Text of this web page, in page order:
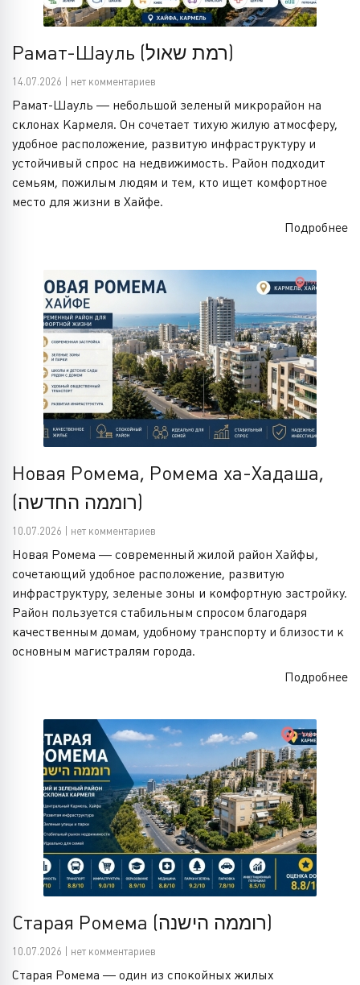
Рамат-Шауль (רמת שאול)
14.07.2026 | нет комментариев
Рамат-Шауль — небольшой зеленый микрорайон на
склонах Кармеля. Он сочетает тихую жилую атмосферу,
удобное расположение, развитую инфраструктуру и
устойчивый спрос на недвижимость. Район подходит
семьям, пожилым людям и тем, кто ищет комфортное
место для жизни в Хайфе.
Подробнее
Новая Ромема, Ромема ха-Хадаша,
(רוממה החדשה)
10.07.2026 | нет комментариев
Новая Ромема — современный жилой район Хайфы,
сочетающий удобное расположение, развитую
инфраструктуру, зеленые зоны и комфортную застройку.
Район пользуется стабильным спросом благодаря
качественным домам, удобному транспорту и близости к
основным магистралям города.
Подробнее
Старая Ромема (רוממה הישנה)
10.07.2026 | нет комментариев
Старая Ромема — один из спокойных жилых